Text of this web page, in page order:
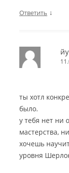
Ответить ↓
ты хотл
было.
у тебя нет ни
мастерства,
хочешь
уровня